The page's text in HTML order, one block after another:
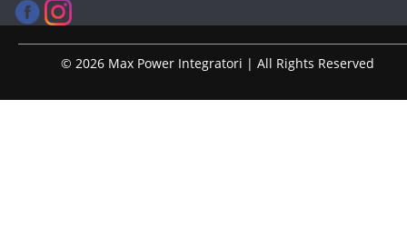
© 2026 Max Power Integratori | All Rights Reserved